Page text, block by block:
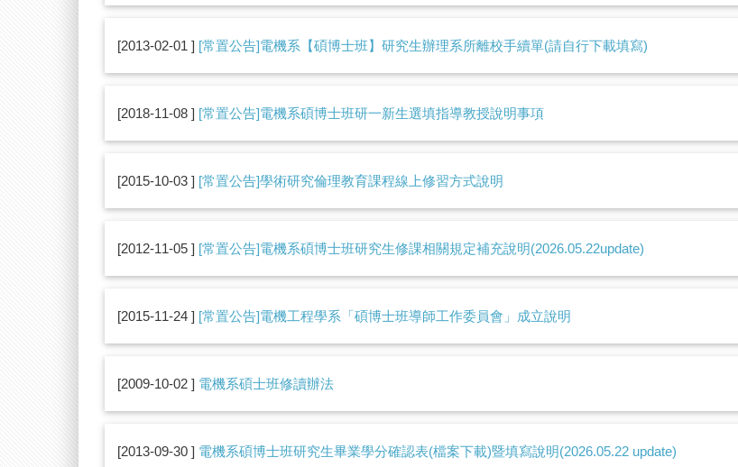
2013-02-01 [常置公告]電機系【碩博士班】研究生辦理系所離校手續單(請自行下載填寫)
2018-11-08 [常置公告]電機系碩博士班研一新生選填指導教授說明事項
2015-10-03 [常置公告]學術研究倫理教育課程線上修習方式說明
2012-11-05 [常置公告]電機系碩博士班研究生修課相關規定補充說明(2026.05.22update)
2015-11-24 [常置公告]電機工程學系「碩博士班導師工作委員會」成立說明
2009-10-02 電機系碩士班修讀辦法
2013-09-30 電機系碩博士班研究生畢業學分確認表(檔案下載)暨填寫說明(2026.05.22 update)